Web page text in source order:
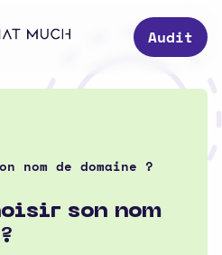
Audit
nom de domaine ?
son nom